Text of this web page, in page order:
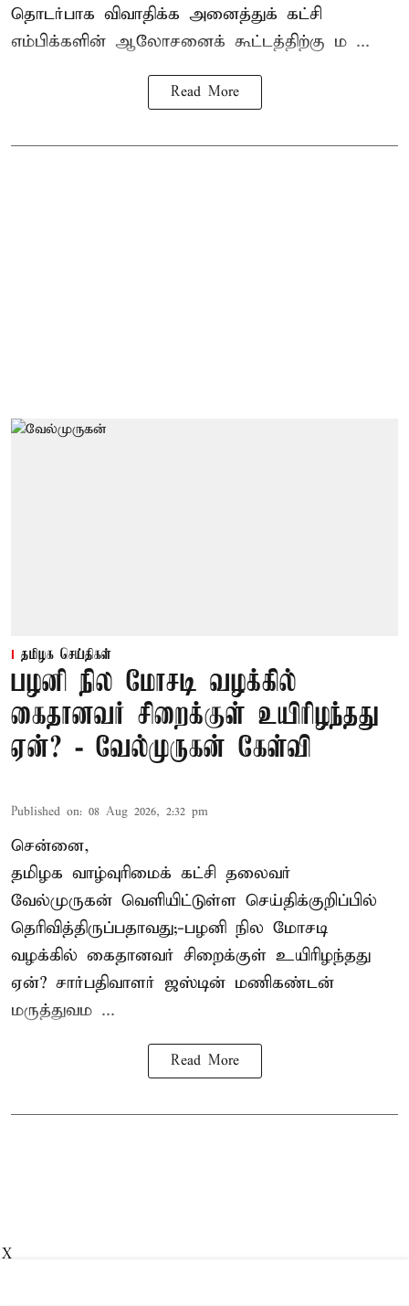
தொடர்பாக விவாதிக்க அனைத்துக் கட்சி
எம்பிக்களின் ஆலோசனைக் கூட்டத்திற்கு ம ...
Read More
தமிழக செய்திகள்
பழனி நில மோசடி வழக்கில்
கைதானவர் சிறைக்குள் உயிரிழந்தது
ஏன்? - வேல்முருகன் கேள்வி
Published on: 08 Aug 2026, 2:32 pm
சென்னை,
தமிழக வாழ்வுரிமைக் கட்சி தலைவர்
வேல்முருகன் வெளியிட்டுள்ள செய்திக்குறிப்பில்
தெரிவித்திருப்பதாவது;-பழனி நில மோசடி
வழக்கில் கைதானவர் சிறைக்குள் உயிரிழந்தது
ஏன்? சார்பதிவாளர் ஜஸ்டின் மணிகண்டன்
மருத்துவம ...
Read More
X